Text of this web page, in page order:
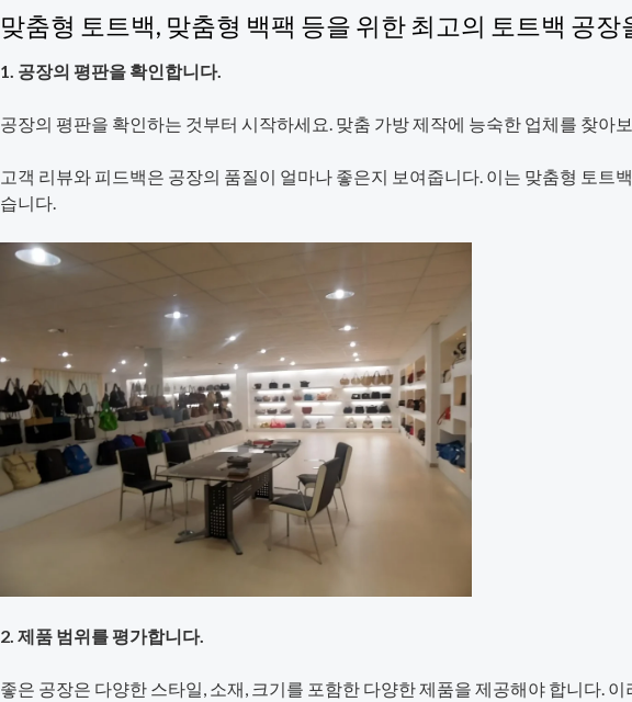
맞춤형 토트백, 맞춤형 백팩 등을 위한 최고의 토트백 공장
1. 공장의 평판을 확인합니다.
공장의 평판을 확인하는 것부터 시작하세요. 맞춤 가방 제작에 능숙한 업체를 찾아
고객 리뷰와 피드백은 공장의 품질이 얼마나 좋은지 보여줍니다. 이는 맞춤형 토트
습니다.
2. 제품 범위를 평가합니다.
좋은 공장은 다양한 스타일, 소재, 크기를 포함한 다양한 제품을 제공해야 합니다.